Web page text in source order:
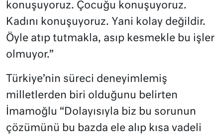
konuşuyoruz. Çocuğu konuşuyoruz.
Kadını konuşuyoruz. Yani kolay değildir.
Öyle atıp tutmakla, asıp kesmekle bu işler
olmuyor.”
Türkiye’nin süreci deneyimlemiş
milletlerden biri olduğunu belirten
İmamoğlu “Dolayısıyla biz bu sorunun
çözümünü bu bazda ele alıp kısa vadeli